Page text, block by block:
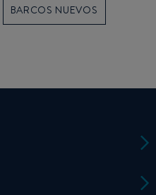
BARCOS NUEVOS